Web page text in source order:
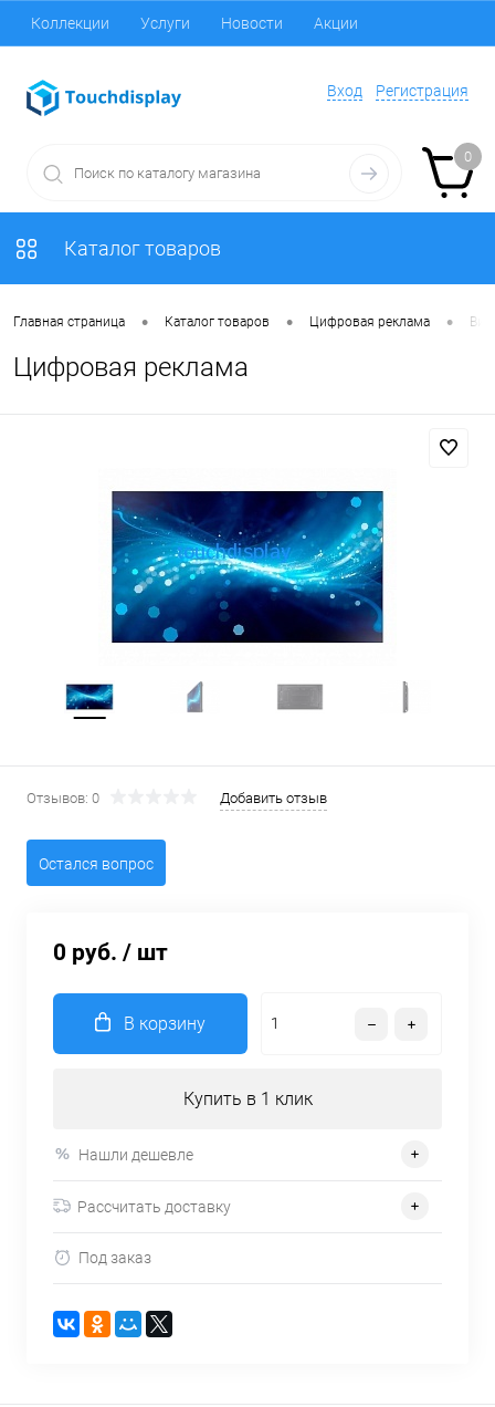
Коллекции Услуги Новости Акции
Вход Регистрация
0
Каталог товаров
Главная страница • Каталог товаров • Цифровая реклама •
Цифровая реклама
Отзывов: 0 Добавить отзыв
Остался вопрос
0 руб. / шт
В корзину
Купить в 1 клик
Нашли дешевле
Рассчитать доставку
Под заказ